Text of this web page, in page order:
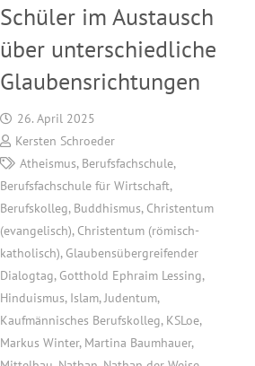
Schüler im Austausch
über unterschiedliche
Glaubensrichtungen
26. April 2025
Kersten Schroeder
Atheismus, Berufsfachschule,
Berufsfachschule für Wirtschaft,
Berufskolleg, Buddhismus, Christentum
(evangelisch), Christentum (römisch-
katholisch), Glaubensübergreifender
Dialogtag, Gotthold Ephraim Lessing,
Hinduismus, Islam, Judentum,
Kaufmännisches Berufskolleg, KSLoe,
Markus Winter, Martina Baumhauer,